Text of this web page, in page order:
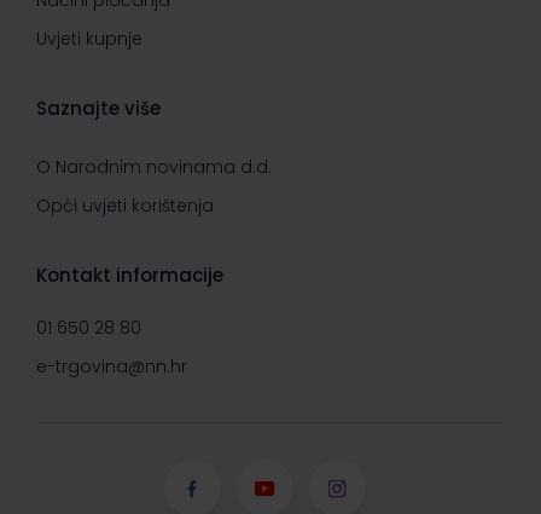
Uvjeti kupnje
Saznajte više
O Narodnim novinama d.d.
Opći uvjeti korištenja
Kontakt informacije
01 650 28 80
e-trgovina@nn.hr